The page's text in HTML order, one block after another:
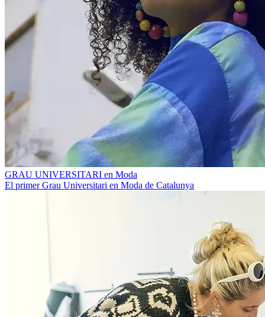
GRAU UNIVERSITARI en Moda
El primer Grau Universitari en Moda de Catalunya